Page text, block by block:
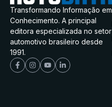
Transformando Informação em
Conhecimento. A principal
editora especializada no setor
automotivo brasileiro desde
1991.